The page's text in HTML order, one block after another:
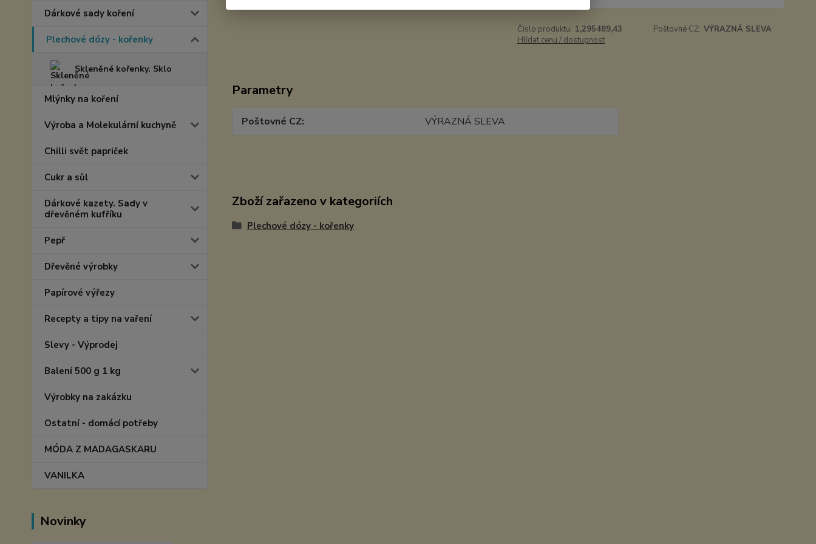
Dárkové sady koření
Plechové dózy - kořenky
Skleněné kořenky. Sklo
Mlýnky na koření
Výroba a Molekulární kuchyně
Chilli svět papriček
Cukr a sůl
Dárkové kazety. Sady v
dřevěném kufříku
Pepř
Dřevěné výrobky
Papírové výřezy
Recepty a tipy na vaření
Slevy - Výprodej
Balení 500 g 1 kg
Výrobky na zakázku
Ostatní - domácí potřeby
MÓDA Z MADAGASKARU
VANILKA
Novinky
Číslo produktu: 1,295489,43 Poštovné CZ: VÝRAZNÁ SLEVA
Hlídat cenu / dostupnost
Parametry
Poštovné CZ VÝRAZNÁ SLEVA
Zboží zařazeno v kategoriích
Plechové dózy - kořenky